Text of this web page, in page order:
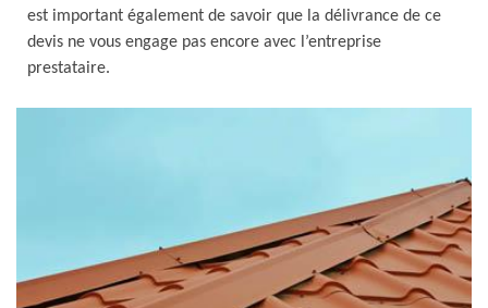
est important également de savoir que la délivrance de ce
devis ne vous engage pas encore avec l’entreprise
prestataire.